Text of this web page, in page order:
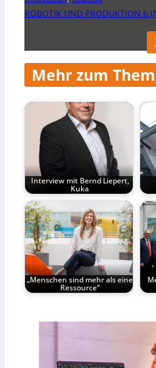
ROBOTIK UND PRODUKTION 6
Mehr zum
Interview mit Bernd Liepert,
Kuka
„Menschen sind mehr als eine
Ressource“